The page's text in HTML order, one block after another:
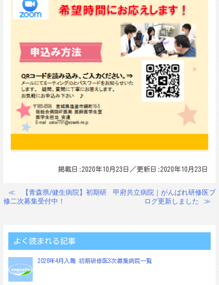
掲載日:2020年10月23日／更新日:2020年10月23日
投
ゲ
≪
【青森県/健生病院】初期研
修二次募集受付中！
甲府共立病院｜がんばれ研修医ブ
ログ更新しました
≫
よく読まれる記事
2026年4月入職 初期研修医3次募集病院一覧